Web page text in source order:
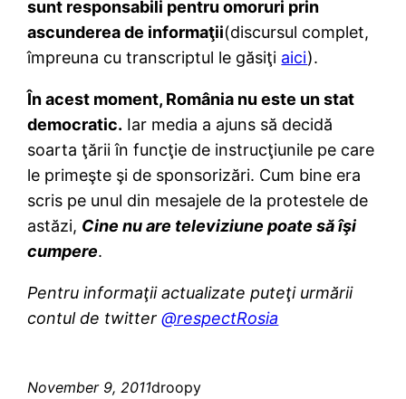
sunt responsabili pentru omoruri prin
ascunderea de informaţii(discursul complet,
împreuna cu transcriptul le găsiţi aici).
În acest moment, România nu este un stat
democratic. Iar media a ajuns să decidă
soarta ţării în funcţie de instrucţiunile pe care
le primeşte şi de sponsorizări. Cum bine era
scris pe unul din mesajele de la protestele de
astăzi, Cine nu are televiziune poate să îşi
cumpere.
Pentru informaţii actualizate puteţi urmării
contul de twitter@respectRosia
November 9, 2011droopy